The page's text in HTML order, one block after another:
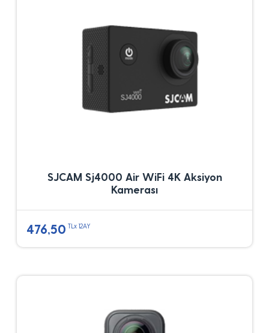
SJCAM Sj4000 Air WiFi 4K Aksiyon
Kamerası
476,50 TLx 12AY